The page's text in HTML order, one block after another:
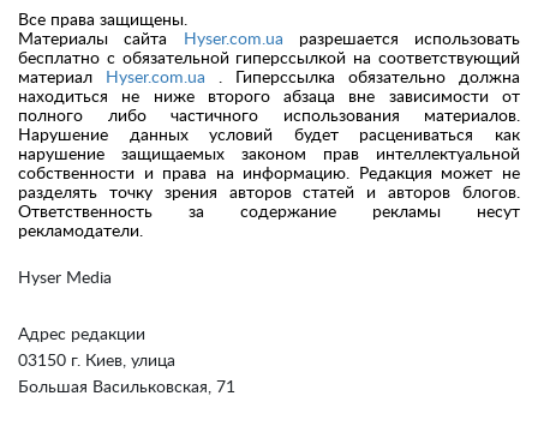
Hyser Media
Адрес редакции
03150 г. Киев, улица
Большая Васильковская, 71
Все права защищены.
Материалы сайта
Hyser.com.ua разрешается использовать
бесплатно с обязательной гиперссылкой на соответствующий
материал
Hyser.com.ua . Гиперссылка обязательно должна
находиться не ниже второго абзаца вне зависимости от
полного либо частичного использования материалов.
Нарушение данных условий будет расцениваться как
нарушение защищаемых законом прав интеллектуальной
собственности и права на информацию. Редакция может не
разделять точку зрения авторов статей и авторов блогов.
Ответственность за содержание рекламы несут
рекламодатели.